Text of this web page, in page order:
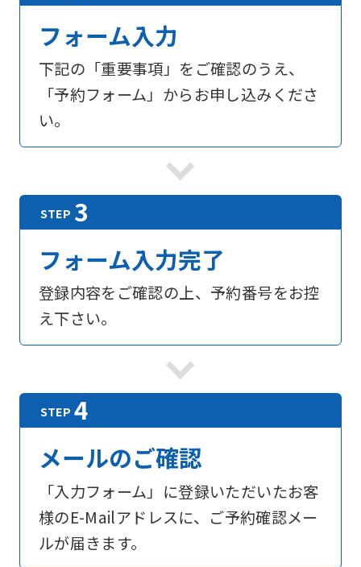
フォーム入力
下記の「重要事項」をご確認のうえ、
「予約フォーム」からお申し込みくださ
い。
フォーム入力完了
登録内容をご確認の上、予約番号をお控
え下さい。
メールのご確認
「入力フォーム」に登録いただいたお客
様のE-Mailアドレスに、ご予約確認メー
ルが届きます。